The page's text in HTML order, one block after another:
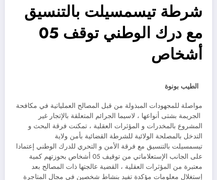
شرطة تيسمسيلت بالتنسيق
مع درك الوطني توقف 05
أشخاص
الطيب بونوة
مواصلة للمجهودات المبذولة من قبل المصالح العملياتية في مكافحة
الجريمة بشتى أنواعها ، لاسيما الجرائم المتعلقة بالإتجار غير
المشروع بالمخدرات و المؤثرات العقلية ، تمكنت فرقة البحث و
التدخل بالمصلحة الولائية للشرطة القضائية بأمن ولاية
تيسمسيلت بالتنسيق مع فرقة الأمن و التحري للدرك الوطني إعتمادا
على الجانب الإستعلاماتي من توقيف 05 أشخاص بحوزتهم كمية
معتبرة من المؤثرات العقلية ، القضية عالجتها ذات المصالح بعد
إستغلال معلومات مؤكدة تفيد بنشاط شخصين في مجال المتاجرة